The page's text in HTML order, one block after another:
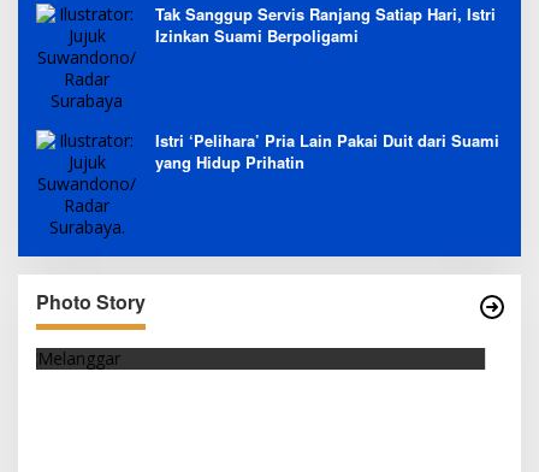
Tak Sanggup Servis Ranjang Satiap Hari, Istri
Izinkan Suami Berpoligami
Istri ‘Pelihara’ Pria Lain Pakai Duit dari Suami
yang Hidup Prihatin
Photo Story
SEJAK DINI